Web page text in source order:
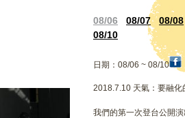
08/06 08/07 08/08
08/10
日期：08/06 ~ 08/10
2018.7.10 天氣：要融化
我們的第一次登台公開